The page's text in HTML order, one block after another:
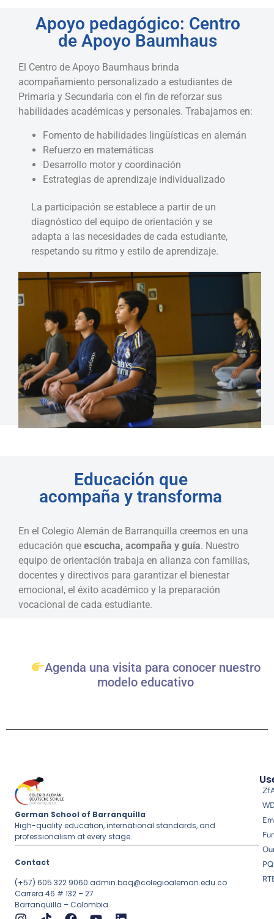
Apoyo pedagógico: Centro
de Apoyo Baumhaus
El Centro de Apoyo Baumhaus brinda
acompañamiento personalizado a estudiantes de
Primaria y Secundaria con el fin de reforzar sus
habilidades académicas y personales. Trabajamos en:
Fomento de habilidades lingüísticas en alemán
Refuerzo en matemáticas
Desarrollo motor y coordinación
Estrategias de aprendizaje individualizado
La participación se establece a partir de un
diagnóstico del equipo de orientación y se
adapta a las necesidades de cada estudiante,
respetando su ritmo y estilo de aprendizaje.
Educación que
acompaña y transforma
En el Colegio Alemán de Barranquilla creemos en una
educación que escucha, acompaña y guía. Nuestro
equipo de orientación trabaja en alianza con familias,
docentes y directivos para garantizar el bienestar
emocional, el éxito académico y la preparación
vocacional de cada estudiante.
Agenda una visita para conocer nuestro
modelo educativo
German School of Barranquilla
High-quality education, international standards, and
professionalism at every stage.
Contact
(+57) 605 322 9060 admin.baq@colegioaleman.edu.co
Carrera 46 # 132 – 27
Barranquilla – Colombia